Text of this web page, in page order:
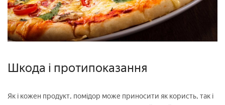
Шкода і протипоказання
Як і кожен продукт, помідор може приносити як користь, так і